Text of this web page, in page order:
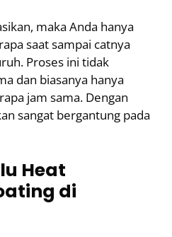
maka Anda hanya
saat sampai catnya
Proses ini tidak
dan biasanya hanya
jam sama. Dengan
sangat bergantung pada
Heat
di